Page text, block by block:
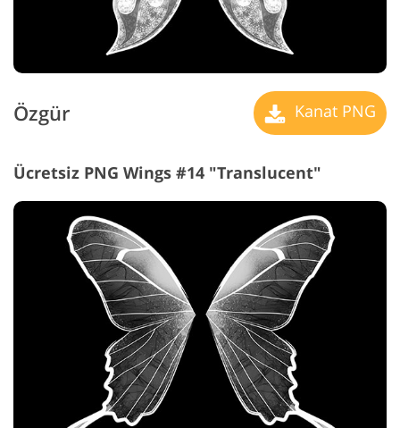
Özgür Kanat PNG
Ücretsiz PNG Wings #14 "Translucent"